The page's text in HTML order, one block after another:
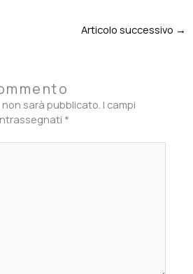
Articolo successivo →
sarà pubblicato. I campi
*